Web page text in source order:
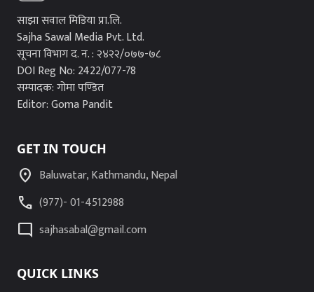
साझा सवाल मिडिया प्रा.लि.
Sajha Sawal Media Pvt. Ltd.
सूचना विभाग द. न. : २४२२/०७७-७८
DOI Reg No: 2422/077-78
सम्पादक: गोमा पण्डित
Editor: Goma Pandit
GET IN TOUCH
location_on Baluwatar, Kathmandu, Nepal
call (977)- 01-4512988
mode_comment sajhasabal@gmail.com
QUICK LINKS